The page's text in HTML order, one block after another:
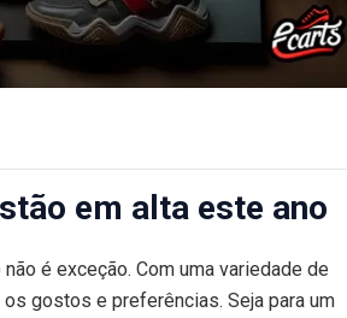
em alta este ano
é exceção. Com uma variedade de
gostos e preferências. Seja para um